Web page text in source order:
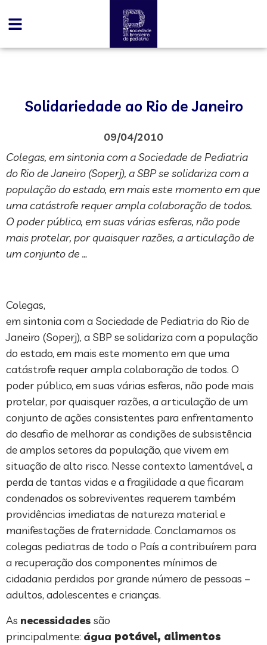
Solidariedade ao Rio de Janeiro
09/04/2010
Colegas, em sintonia com a Sociedade de Pediatria
do Rio de Janeiro (Soperj), a SBP se solidariza com a
população do estado, em mais este momento em que
uma catástrofe requer ampla colaboração de todos.
O poder público, em suas várias esferas, não pode
mais protelar, por quaisquer razões, a articulação de
um conjunto de …
Colegas,
em sintonia com a Sociedade de Pediatria do Rio de
Janeiro (Soperj), a SBP se solidariza com a população
do estado, em mais este momento em que uma
catástrofe requer ampla colaboração de todos. O
poder público, em suas várias esferas, não pode mais
protelar, por quaisquer razões, a articulação de um
conjunto de ações consistentes para enfrentamento
do desafio de melhorar as condições de subsistência
de amplos setores da população, que vivem em
situação de alto risco. Nesse contexto lamentável, a
perda de tantas vidas e a fragilidade a que ficaram
condenados os sobreviventes requerem também
providências imediatas de natureza material e
manifestações de fraternidade. Conclamamos os
colegas pediatras de todo o País a contribuírem para
a recuperação dos componentes mínimos de
cidadania perdidos por grande número de pessoas –
adultos, adolescentes e crianças.
As necessidades são
principalmente: água potável, alimentos